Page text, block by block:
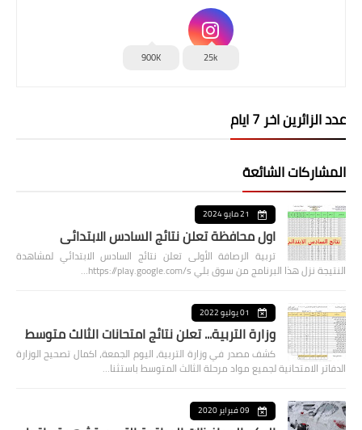
25k
900K
عدد الزائرين اخر 7 ايام
المشاركات الشائعة
21 مايو 2024
اول محافظة تعلن نتائج السادس الابتدائي
تربية الرصافة الأولى تعلن نتائج السادس الابتدائي لمشاهدة
النتيجة نزل هذا البرنامج من سوق بلي https://play.google.com/s…
01 يوليو 2022
وزارة التربية... تعلن نتائج امتحانات الثالث متوسط
كشف مصدر في وزارة التربية، اليوم الجمعة، اكمال تصحيح الوزارة
الدفاتر الامتحانية لجميع مواد مرحلة الثالث المتوسط باستثنا…
09 فبراير 2020